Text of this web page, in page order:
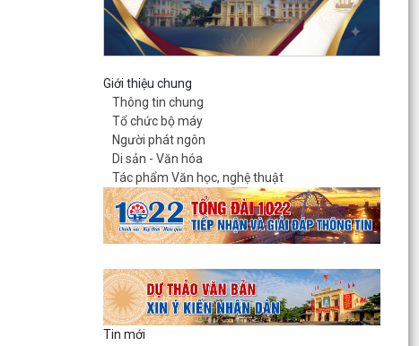
Giới thiệu chung
Thông tin chung
Tổ chức bộ máy
Người phát ngôn
Di sản - Văn hóa
Tác phẩm Văn học, nghệ thuật
Tin mới